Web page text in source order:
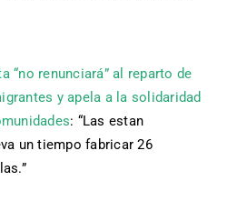
“no renunciará” al reparto de
y apela a la solidaridad
: “Las estan
un tiempo fabricar 26
”